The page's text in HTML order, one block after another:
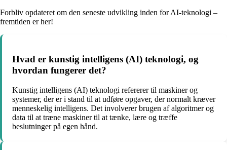
Forbliv opdateret om den seneste udvikling inden for AI-teknologi –
fremtiden er her!
Hvad er kunstig intelligens (AI) teknologi, og
hvordan fungerer det?
Kunstig intelligens (AI) teknologi refererer til maskiner og
systemer, der er i stand til at udføre opgaver, der normalt kræver
menneskelig intelligens. Det involverer brugen af algoritmer og
data til at træne maskiner til at tænke, lære og træffe
beslutninger på egen hånd.